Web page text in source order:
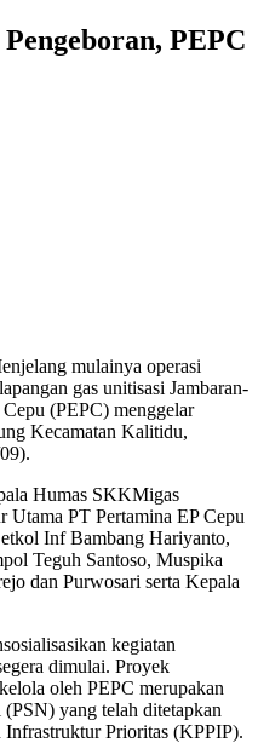
PEPC
mulainya operasi
gas unitisasi Jambaran-
(PEPC) menggelar
Kecamatan Kalitidu,
Humas SKKMigas
PT Pertamina EP Cepu
Inf Bambang Hariyanto,
Teguh Santoso, Muspika
dan Purwosari serta Kepala
kegiatan
dimulai. Proyek
oleh PEPC merupakan
yang telah ditetapkan
Infrastruktur Prioritas (KPPIP).